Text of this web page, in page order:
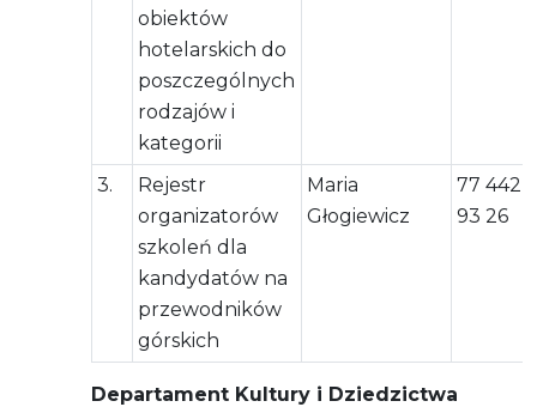
obiektów
hotelarskich do
poszczególnych
rodzajów i
kategorii
3.
Rejestr
organizatorów
szkoleń dla
kandydatów na
przewodników
górskich
Maria
Głogiewicz
77 442
93 26
Departament Kultury i Dziedzictwa